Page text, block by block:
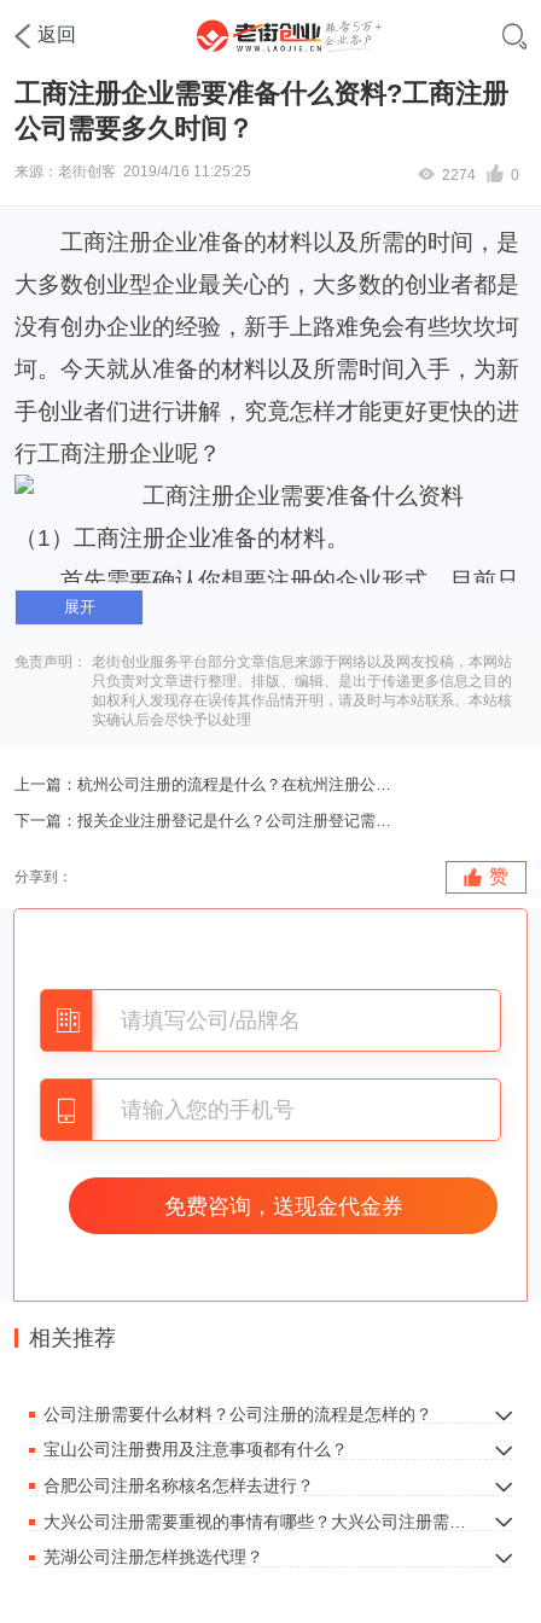
返回
首页 工商注册 公司注册
工商注册企业需要准备什么资料?工商注册
公司需要多久时间？
来源：老街创客 2019/4/16 11:25:25 2274 0
工商注册企业准备的材料以及所需的时间，是
大多数创业型企业最关心的，大多数的创业者都是
没有创办企业的经验，新手上路难免会有些坎坎坷
坷。今天就从准备的材料以及所需时间入手，为新
手创业者们进行讲解，究竟怎样才能更好更快的进
行工商注册企业呢？
（1）工商注册企业准备的材料。
首先需要确认你想要注册的企业形式，目前只
需要区分你是不是有合伙人，如果有合伙人的话，
势必要成立股东大会作出决议，如果没有合伙人的
话，就要确认自己开的是个人独资企业还是个体工
果是合伙企业的话，需要首先提交公司的名称进行
审核，审核通过之后提交股东大会的决议，并且进
行工商和税务以及组织机构代码证的注册。如果是
个人企业的话，个人独资企业需要在名称审核之
这个步骤和合伙企业基本相同，但是不需要股东大
会的步骤。如果个人企业注册成为个体工商户的
话，只需要进行工商和税务注册就可以了。
）工商注册企业的最快操作。
如果是自己进行企业的注册的话，相对是个体
册要求，剩下的企业注册时间最快，基本上在45个
工作日左右，如果想要快速完成企业注册并且进行
助，他们对于国家机构之间的运转以及所需准备的
材料都有详细的了解，能够在和企业签约之后，迅
速地对企业的诉求作出反应，真正达到了30
注册的要求，完成大多数创业企业对于时效性的要
展开
免责声明：
老街创业服务平台部分文章信息来源于网络以及网友投稿，本网站
只负责对文章进行整理、排版、编辑、是出于传递更多信息之目的
如权利人发现存在误传其作品情开明，请及时与本站联系。本站核
实确认后会尽快予以处理
上一篇：
杭州公司注册的流程是什么？在杭州注册公司需要注意什..
下一篇：
报关企业注册登记是什么？公司注册登记需要注意什么事..
分享到： 赞
相关推荐
公司注册需要什么材料？公司注册的流程是怎样的？
宝山公司注册费用及注意事项都有什么？
合肥公司注册名称核名怎样去进行？
大兴公司注册需要重视的事情有哪些？大兴公司注册需要重视的事情是什么？
芜湖公司注册怎样挑选代理？